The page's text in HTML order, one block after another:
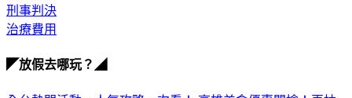
細胞療法
刑事判決